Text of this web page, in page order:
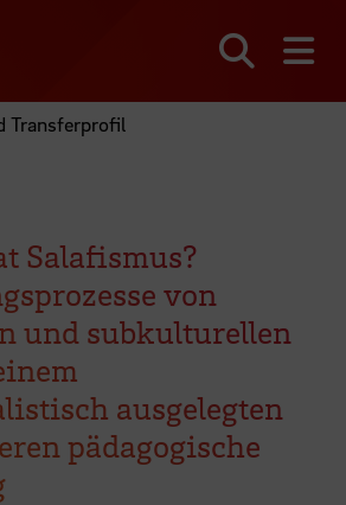
Transferprofil
Salafismus?
von
und subkulturellen
ausgelegten
pädagogische